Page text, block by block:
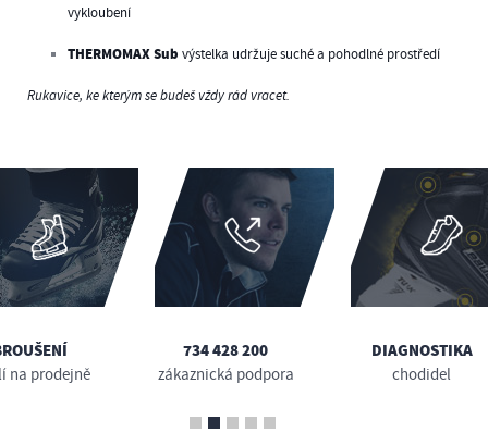
vykloubení
THERMOMAX Sub výstelka udržuje suché a pohodlné prostředí
Rukavice, ke kterým se budeš vždy rád vracet.
na prodejně
734 428 200
zákaznická podpora
DIAGNOSTIKA
chodidel